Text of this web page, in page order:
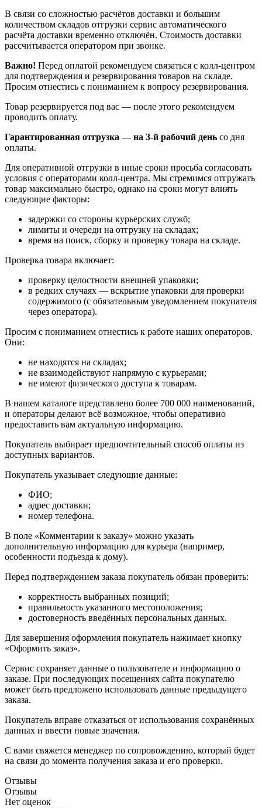
В связи со сложностью расчётов доставки и большим
количеством складов отгрузки сервис автоматического
расчёта доставки временно отключён. Стоимость доставки
рассчитывается оператором при звонке.
Важно! Перед оплатой рекомендуем связаться с колл‑центром
для подтверждения и резервирования товаров на складе.
Просим отнестись с пониманием к вопросу резервирования.
Товар резервируется под вас — после этого рекомендуем
проводить оплату.
Гарантированная отгрузка — на 3‑й рабочий день со дня
оплаты.
Для оперативной отгрузки в иные сроки просьба согласовать
условия с операторами колл‑центра. Мы стремимся отгружать
товар максимально быстро, однако на сроки могут влиять
следующие факторы:
задержки со стороны курьерских служб;
лимиты и очереди на отгрузку на складах;
время на поиск, сборку и проверку товара на складе.
Проверка товара включает:
проверку целостности внешней упаковки;
в редких случаях — вскрытие упаковки для проверки
содержимого (с обязательным уведомлением покупателя
через оператора).
Просим с пониманием отнестись к работе наших операторов.
Они:
не находятся на складах;
не взаимодействуют напрямую с курьерами;
не имеют физического доступа к товарам.
В нашем каталоге представлено более 700 000 наименований,
и операторы делают всё возможное, чтобы оперативно
предоставить вам актуальную информацию.
Покупатель выбирает предпочтительный способ оплаты из
доступных вариантов.
Покупатель указывает следующие данные:
ФИО;
адрес доставки;
номер телефона.
В поле «Комментарии к заказу» можно указать
дополнительную информацию для курьера (например,
особенности подъезда к дому).
Перед подтверждением заказа покупатель обязан проверить:
корректность выбранных позиций;
правильность указанного местоположения;
достоверность введённых персональных данных.
Для завершения оформления покупатель нажимает кнопку
«Оформить заказ».
Сервис сохраняет данные о пользователе и информацию о
заказе. При последующих посещениях сайта покупателю
может быть предложено использовать данные предыдущего
заказа.
Покупатель вправе отказаться от использования сохранённых
данных и ввести новые значения.
С вами свяжется менеджер по сопровождению, который будет
на связи до момента получения заказа и его проверки.
Отзывы
Отзывы
Нет оценок